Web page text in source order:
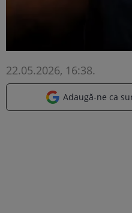
22.05.2026, 16:38.
Adaugă-ne ca